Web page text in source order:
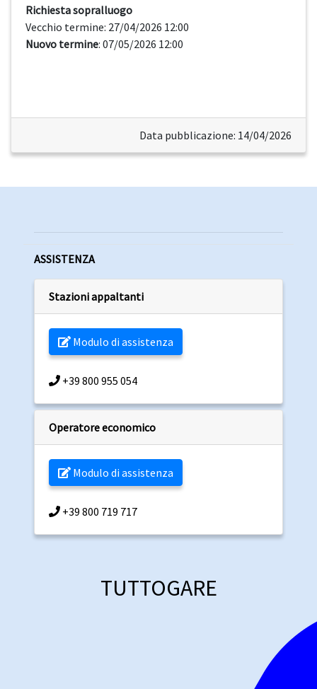
Richiesta sopralluogo
Vecchio termine: 27/04/2026 12:00
Nuovo termine: 07/05/2026 12:00
Data pubblicazione: 14/04/2026
ASSISTENZA
Stazioni appaltanti
Modulo di assistenza
+39 800 955 054
Operatore economico
Modulo di assistenza
+39 800 719 717
TUTTOGARE